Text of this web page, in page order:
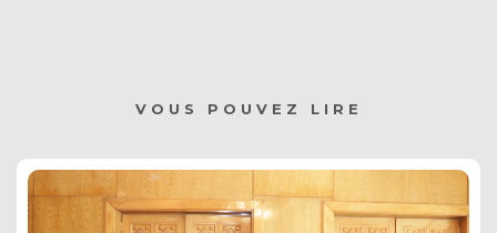
VOUS POUVEZ LIRE